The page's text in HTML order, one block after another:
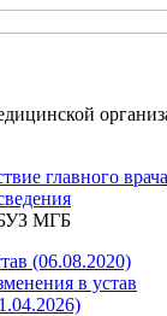
главного врача
МГБ
(06.08.2020)
в устав